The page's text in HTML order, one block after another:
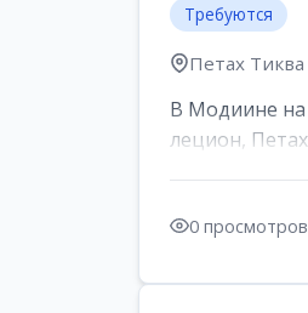
Требуются
Петах
В Модиине на
лецион, Петах
0 просмотров